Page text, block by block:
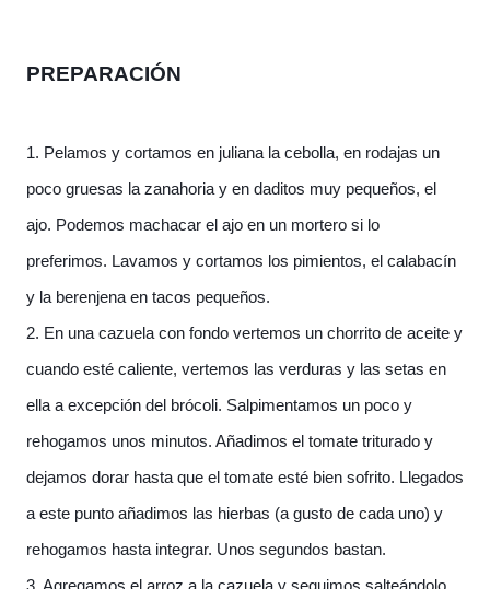
PREPARACIÓN
1. Pelamos y cortamos en juliana la cebolla, en rodajas un
poco gruesas la zanahoria y en daditos muy pequeños, el
ajo. Podemos machacar el ajo en un mortero si lo
preferimos. Lavamos y cortamos los pimientos, el calabacín
y la berenjena en tacos pequeños.
2. En una cazuela con fondo vertemos un chorrito de aceite y
cuando esté caliente, vertemos las verduras y las setas en
ella a excepción del brócoli. Salpimentamos un poco y
rehogamos unos minutos. Añadimos el tomate triturado y
dejamos dorar hasta que el tomate esté bien sofrito. Llegados
a este punto añadimos las hierbas (a gusto de cada uno) y
rehogamos hasta integrar. Unos segundos bastan.
3. Agregamos el arroz a la cazuela y seguimos salteándolo